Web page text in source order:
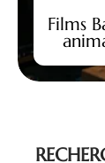
Films